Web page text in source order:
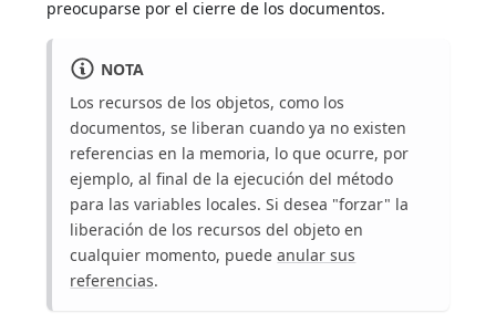
preocuparse por el cierre de los documentos.
NOTA
Los recursos de los objetos, como los
documentos, se liberan cuando ya no existen
referencias en la memoria, lo que ocurre, por
ejemplo, al final de la ejecución del método
para las variables locales. Si desea "forzar" la
liberación de los recursos del objeto en
cualquier momento, puedeanular sus
referencias.